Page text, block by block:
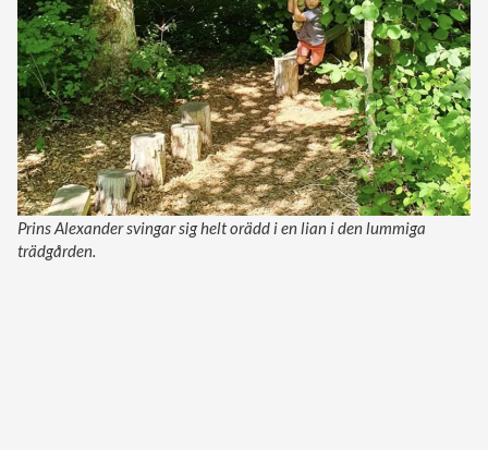
Prins Alexander svingar sig helt orädd i en lian i den lummiga
trädgården.